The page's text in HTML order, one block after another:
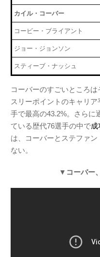
カイル・コーバー
コービー・ブライアント
ジョー・ジョンソン
スティーブ・ナッシュ
コーバーのすごいところは
スリーポイントのキャリ
手で最高の43.2%。さらに
ている歴代76選手の中で成
は、コーバーとステファ
ない。
▼コーバー